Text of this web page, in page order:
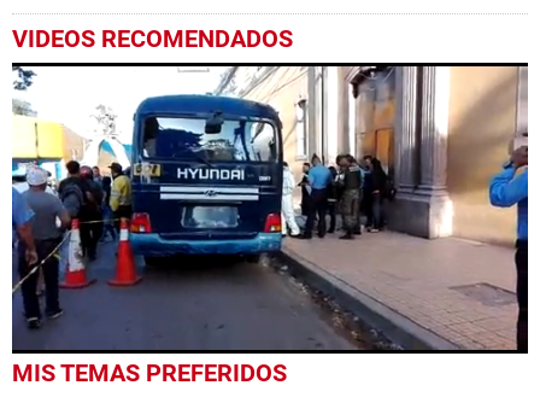
VIDEOS RECOMENDADOS
0
seconds
MIS TEMAS PREFERIDOS